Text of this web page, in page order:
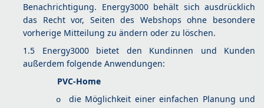
Benachrichtigung. Energy3000 behält sich ausdrücklich
das Recht vor, Seiten des Webshops ohne besondere
vorherige Mitteilung zu ändern oder zu löschen.
1.5 Energy3000 bietet den Kundinnen und Kunden
außerdem folgende Anwendungen:
PVC-Home
o
die Möglichkeit einer einfachen Planung und